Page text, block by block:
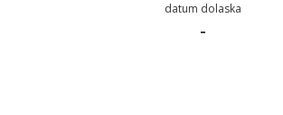
datum dolaska
-